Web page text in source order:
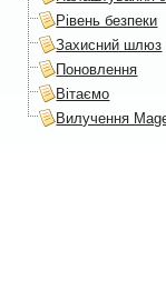
Рівень безпеки
Захисний шлюз
Поновлення
Вітаємо
Вилучення